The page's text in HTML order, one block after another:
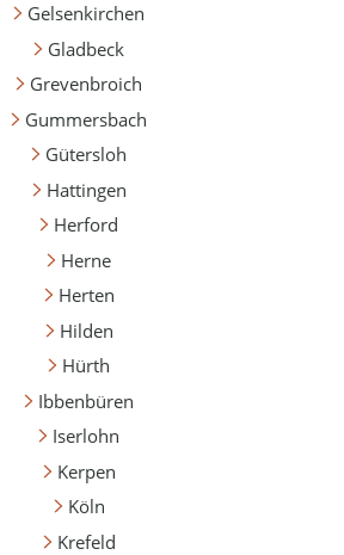
Gelsenkirchen
Gladbeck
Grevenbroich
Gummersbach
Gütersloh
Hattingen
Herford
Herne
Herten
Hilden
Hürth
Ibbenbüren
Iserlohn
Kerpen
Köln
Krefeld